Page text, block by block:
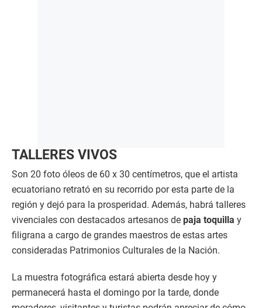
TALLERES VIVOS
Son 20 foto óleos de 60 x 30 centímetros, que el artista
ecuatoriano retrató en su recorrido por esta parte de la
región y dejó para la prosperidad. Además, habrá talleres
vivenciales con destacados artesanos de paja toquilla y
filigrana a cargo de grandes maestros de estas artes
consideradas Patrimonios Culturales de la Nación.
La muestra fotográfica estará abierta desde hoy y
permanecerá hasta el domingo por la tarde, donde